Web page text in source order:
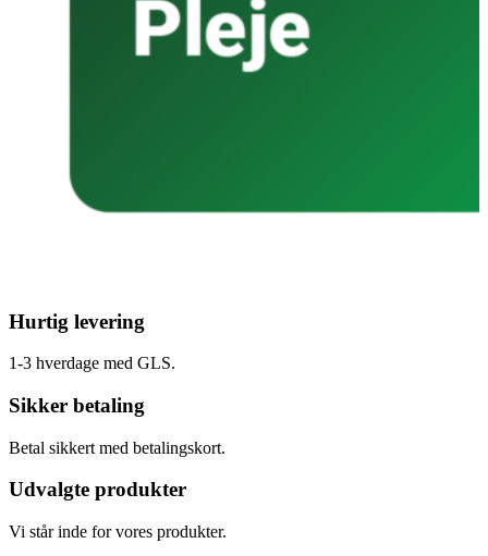
Hurtig levering
1-3 hverdage med GLS.
Sikker betaling
Betal sikkert med betalingskort.
Udvalgte produkter
Vi står inde for vores produkter.